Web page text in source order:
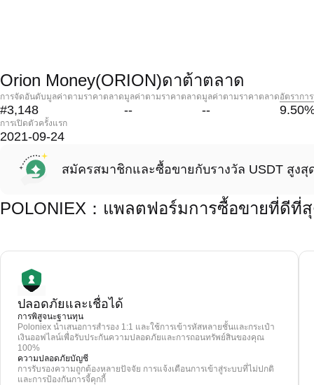
Orion Money(ORION)ดาต้าตลาด
การจัดอันดับมูลค่าตามราคาตลาด
#3,148
มูลค่าตามราคาตลาด
--
มูลค่าตามราคาตลาด
--
อัตรากา
9.50
การเปิดตัวครั้งแรก
2021-09-24
สมัครสมาชิกและซื้อขายกับรางวัล USDT สูงสุ
POLONIEX：แพลตฟอร์มการซื้อขายที่ดีที่สุ
ปลอดภัยและเชื่อได้
การพิสูจนะฐานทุน
Poloniex นำเสนอการสำรอง 1:1 และใช้การเข้ารหัสหลายชั้นและกระเป๋า
เงินออฟไลน์เพื่อรับประกันความปลอดภัยและการถอนทรัพย์สินของคุณ
100%
ความปลอดภัยบัญชี
การรับรองความถูกต้องหลายปัจจัย การแจ้งเตือนการเข้าสู่ระบบที่ไม่ปกติ
และการป้องกันการจี้คุกกี้